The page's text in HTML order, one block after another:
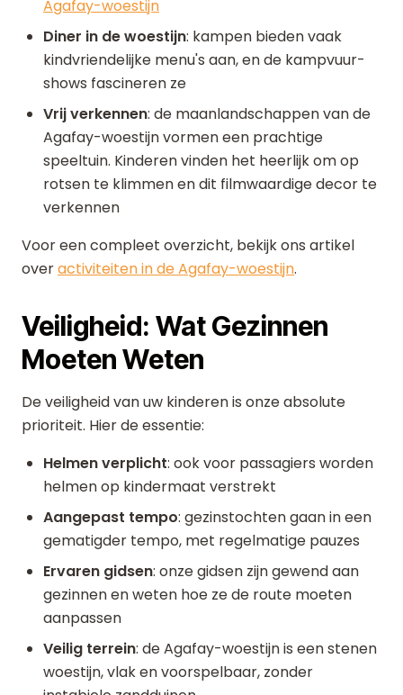
Agafay-woestijn
Diner in de woestijn: kampen bieden vaak
kindvriendelijke menu's aan, en de kampvuur-
shows fascineren ze
Vrij verkennen: de maanlandschappen van de
Agafay-woestijn vormen een prachtige
speeltuin. Kinderen vinden het heerlijk om op
rotsen te klimmen en dit filmwaardige decor te
verkennen
Voor een compleet overzicht, bekijk ons artikel
overactiviteiten in de Agafay-woestijn.
Veiligheid: Wat Gezinnen
Moeten Weten
De veiligheid van uw kinderen is onze absolute
prioriteit. Hier de essentie:
Helmen verplicht: ook voor passagiers worden
helmen op kindermaat verstrekt
Aangepast tempo: gezinstochten gaan in een
gematigder tempo, met regelmatige pauzes
Ervaren gidsen: onze gidsen zijn gewend aan
gezinnen en weten hoe ze de route moeten
aanpassen
Veilig terrein: de Agafay-woestijn is een stenen
woestijn, vlak en voorspelbaar, zonder